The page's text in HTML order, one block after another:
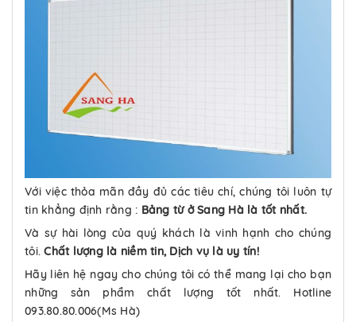
Với việc thỏa mãn đầy đủ các tiêu chí, chúng tôi luôn tự
tin khẳng định rằng : Bảng từ ở Sang Hà là tốt nhất.
Và sự hài lòng của quý khách là vinh hạnh cho chúng
tôi.Chất lượng là niềm tin, Dịch vụ là uy tín!
Hãy liên hệ ngay cho chúng tôi có thể mang lại cho bạn
những sản phẩm chất lượng tốt nhất. Hotline
093.80.80.006(Ms Hà)